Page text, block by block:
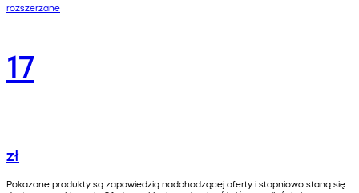
rozszerzane
17
zł
Pokazane produkty są zapowiedzią nadchodzącej oferty i stopniowo staną się